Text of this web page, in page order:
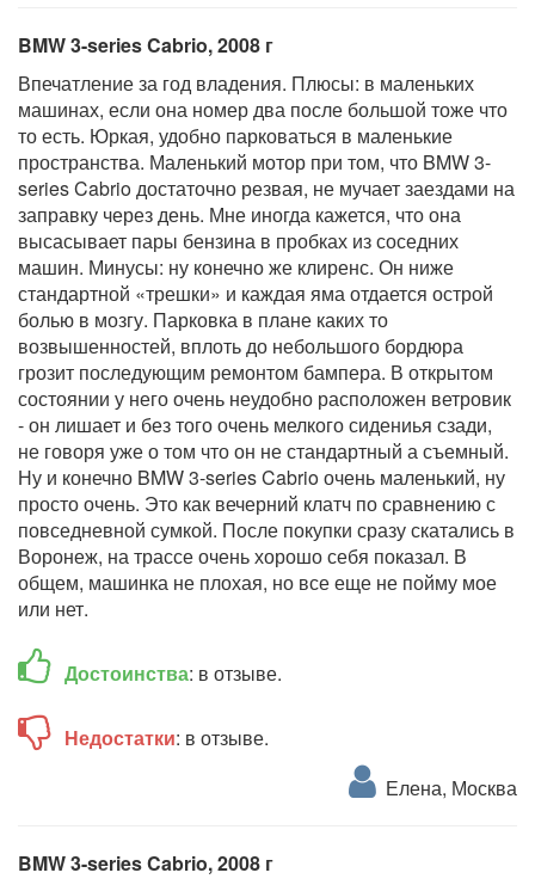
BMW 3-series Cabrio, 2008 г
Впечатление за год владения. Плюсы: в маленьких
машинах, если она номер два после большой тоже что
то есть. Юркая, удобно парковаться в маленькие
пространства. Маленький мотор при том, что BMW 3-
series Cabrio достаточно резвая, не мучает заездами на
заправку через день. Мне иногда кажется, что она
высасывает пары бензина в пробках из соседних
машин. Минусы: ну конечно же клиренс. Он ниже
стандартной «трешки» и каждая яма отдается острой
болью в мозгу. Парковка в плане каких то
возвышенностей, вплоть до небольшого бордюра
грозит последующим ремонтом бампера. В открытом
состоянии у него очень неудобно расположен ветровик
- он лишает и без того очень мелкого сидениья сзади,
не говоря уже о том что он не стандартный а съемный.
Ну и конечно BMW 3-series Cabrio очень маленький, ну
просто очень. Это как вечерний клатч по сравнению с
повседневной сумкой. После покупки сразу скатались в
Воронеж, на трассе очень хорошо себя показал. В
общем, машинка не плохая, но все еще не пойму мое
или нет.
Достоинства: в отзыве.
Недостатки: в отзыве.
Елена, Москва
BMW 3-series Cabrio, 2008 г